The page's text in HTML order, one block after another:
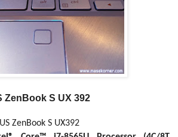
ZenBook S UX 392
ZenBook S UX392